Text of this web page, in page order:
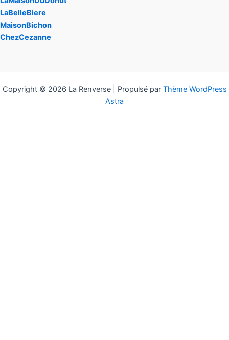
LaBelleBiere
MaisonBichon
ChezCezanne
Copyright © 2026 La Renverse | Propulsé par Thème WordPress
Astra